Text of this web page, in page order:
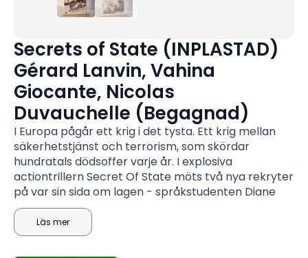
Secrets of State (INPLASTAD)
Gérard Lanvin, Vahina
Giocante, Nicolas
Duvauchelle (Begagnad)
I Europa pågår ett krig i det tysta. Ett krig mellan
säkerhetstjänst och terrorism, som skördar
hundratals dödsoffer varje år. I explosiva
actiontrillern Secret Of State möts två nya rekryter
på var sin sida om lagen - språkstudenten Diane
som tränas av franska CIA till den perfekta
lönnmördaren och småbrottslingen Pierre som
värvas av extremister i fängelset. Nedräkningen har
Läs mer